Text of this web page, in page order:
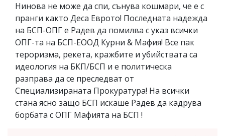
Нинова не може да спи, сънува кошмари, че е с
пранги както Деса Еврото! Последната надежда
на БСП-ОПГ е Радев да помилва с указ всички
ОПГ-та на БСП-ЕООД Курни & Мафия! Все пак
тероризма, рекета, кражбите и убийствата са
идеология на БКП/БСП и е политическа
разправа да се преследват от
Специализираната Прокуратура! На всички
стана ясно защо БСП искаше Радев да кадрува
борбата с ОПГ Мафията на БСП !